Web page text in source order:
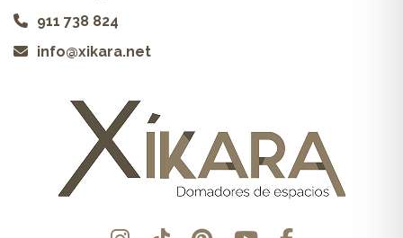
911 738 824
info@xikara.net